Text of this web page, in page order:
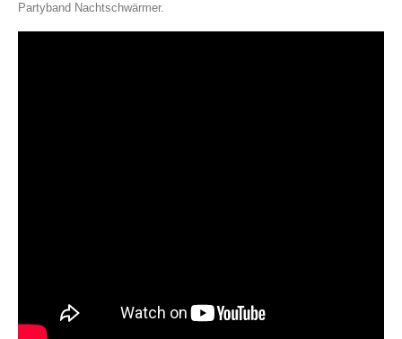
Partyband Nachtschwärmer.